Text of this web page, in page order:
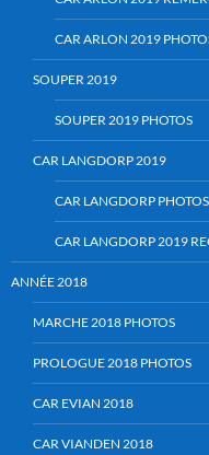
CAR ARLON 2019
SOUPER 2019
SOUPER 2019 PHOTOS
CAR LANGDORP 2019
CAR LANGDORP
CAR LANGDORP 2019
ANNÉE 2018
MARCHE 2018 PHOTOS
PROLOGUE 2018 PHOTOS
CAR EVIAN 2018
CAR VIANDEN 2018